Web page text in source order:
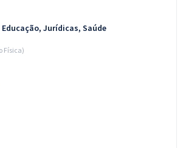
Jurídicas, Saúde
Física)